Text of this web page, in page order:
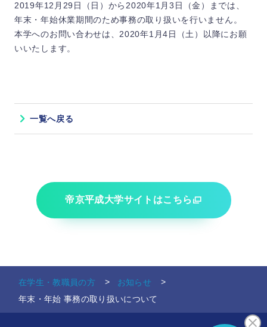
2019年12月29日（日）から2020年1月3日（金）までは、
年末・年始休業期間のため事務の取り扱いを行いません。
本学へのお問い合わせは、2020年1月4日（土）以降にお願
いいたします。
一覧へ戻る
帝京平成大学サイトはこちら
在学生・教職員の方
お知らせ
年末・年始 事務の取り扱いについて